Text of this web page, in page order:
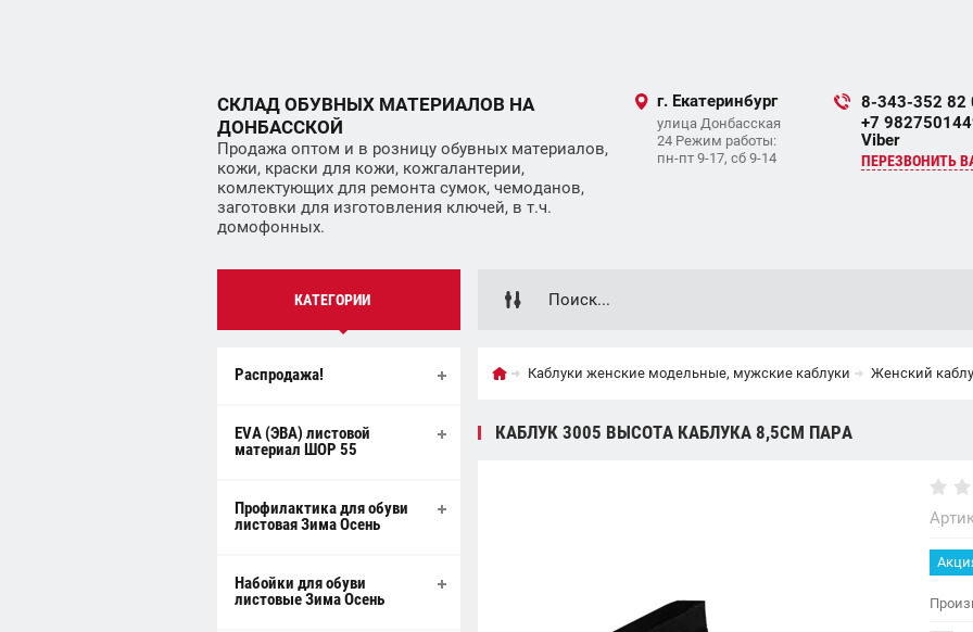
СКЛАД ОБУВНЫХ МАТЕРИАЛОВ НА
ДОНБАССКОЙ
Продажа оптом и в розницу обувных материалов,
кожи, краски для кожи, кожгалантерии,
комлектующих для ремонта сумок, чемоданов,
заготовки для изготовления ключей, в т.ч.
домофонных.
г. Екатеринбург
улица Донбасская
24 Режим работы:
пн-пт 9-17, сб 9-14
8-343-352 82
+7
Viber
ПЕРЕЗВОНИТЬ
КАТЕГОРИИ
Распродажа!
EVA (ЭВА) листовой
материал ШОР 55
Профилактика для обуви
листовая Зима Осень
Набойки для обуви
листовые Зима Осень
Каблуки женские модельные, мужские каблуки Женский
КАБЛУК 3005 ВЫСОТА КАБЛУКА 8,5СМ ПАРА